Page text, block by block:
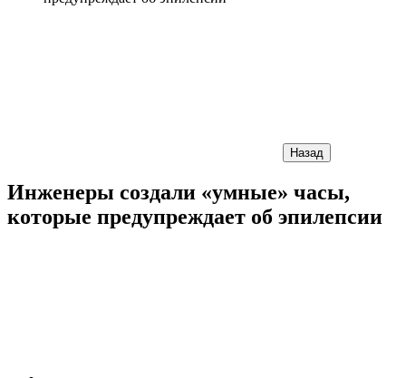
Назад
Инженеры создали «умные» часы,
которые предупреждает об эпилепсии